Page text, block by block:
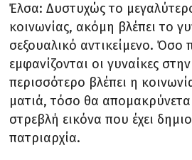
Έλσα: Δυστυχώς το
κοινωνίας, ακόμη βλέπει το
σεξουαλικό αντικείμενο. Όσο
εμφανίζονται οι γυναίκες
περισσότερο βλέπει η
ματιά, τόσο θα
στρεβλή εικόνα που έχει
πατριαρχία.